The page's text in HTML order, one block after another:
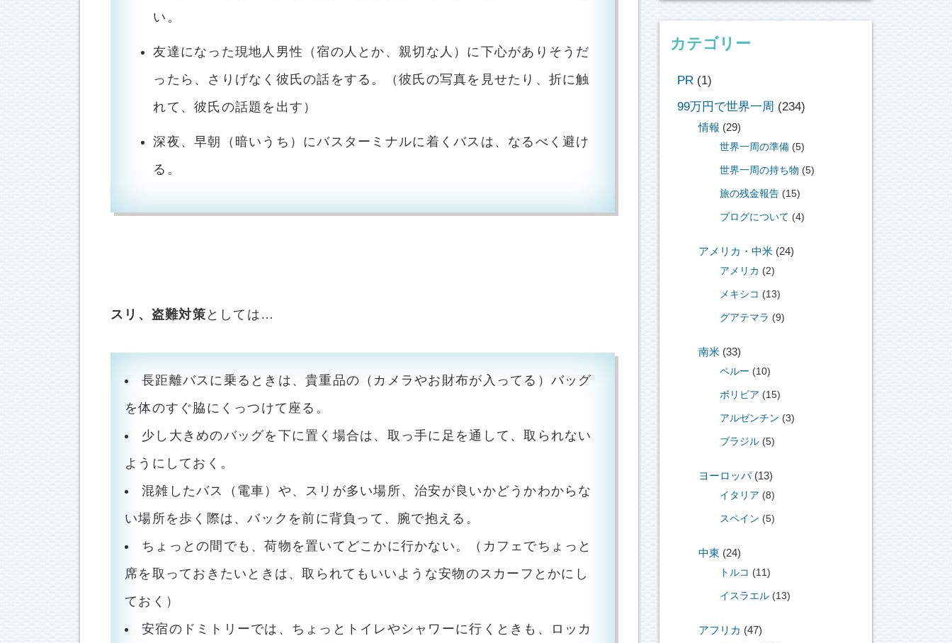
い。
友達になった現地人男性（宿の人とか、親切な人）に下心がありそうだ
ったら、さりげなく彼氏の話をする。（彼氏の写真を見せたり、折に触
れて、彼氏の話題を出す）
深夜、早朝（暗いうち）にバスターミナルに着くバスは、なるべく避け
る。
スリ、盗難対策 としては…
長距離バスに乗るときは、貴重品の（カメラやお財布が入ってる）バッグ
を体のすぐ脇にくっつけて座る。
少し大きめのバッグを下に置く場合は、取っ手に足を通して、取られない
ようにしておく。
混雑したバス（電車）や、スリが多い場所、治安が良いかどうかわからな
い場所を歩く際は、バックを前に背負って、腕で抱える。
ちょっとの間でも、荷物を置いてどこかに行かない。（カフェでちょっと
席を取っておきたいときは、取られてもいいような安物のスカーフとかにし
ておく）
安宿のドミトリーでは、ちょっとトイレやシャワーに行くときも、ロッカ
カテゴリー
PR (1)
99万円で世界一周 (234)
情報 (29)
世界一周の準備 (5)
世界一周の持ち物 (5)
旅の残金報告 (15)
ブログについて (4)
アメリカ・中米 (24)
アメリカ (2)
メキシコ (13)
グアテマラ (9)
南米 (33)
ペルー (10)
ボリビア (15)
アルゼンチン (3)
ブラジル (5)
ヨーロッパ(13)
イタリア (8)
スペイン (5)
中東 (24)
トルコ (11)
イスラエル (13)
アフリカ (47)